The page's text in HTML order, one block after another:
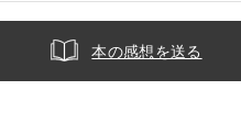
本の感想を送る